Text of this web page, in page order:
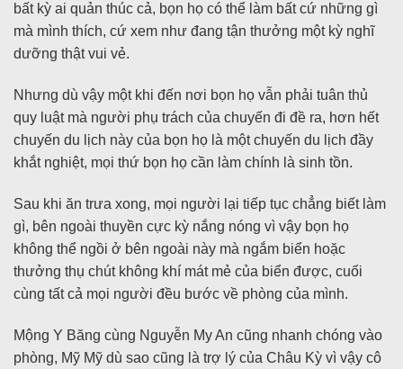
bất kỳ ai quản thúc cả, bọn họ có thể làm bất cứ những gì
mà mình thích, cứ xem như đang tận thưởng một kỳ nghĩ
dưỡng thật vui vẻ.
Nhưng dù vậy một khi đến nơi bọn họ vẫn phải tuân thủ
quy luật mà người phụ trách của chuyến đi đề ra, hơn hết
chuyến du lịch này của bọn họ là một chuyến du lịch đầy
khắt nghiệt, mọi thứ bọn họ cần làm chính là sinh tồn.
Sau khi ăn trưa xong, mọi người lại tiếp tục chẳng biết làm
gì, bên ngoài thuyền cực kỳ nắng nóng vì vậy bọn họ
không thể ngồi ở bên ngoài này mà ngắm biển hoặc
thưởng thụ chút không khí mát mẻ của biển được, cuối
cùng tất cả mọi người đều bước về phòng của mình.
Mộng Y Băng cùng Nguyễn My An cũng nhanh chóng vào
phòng, Mỹ Mỹ dù sao cũng là trợ lý của Châu Kỳ vì vậy cô